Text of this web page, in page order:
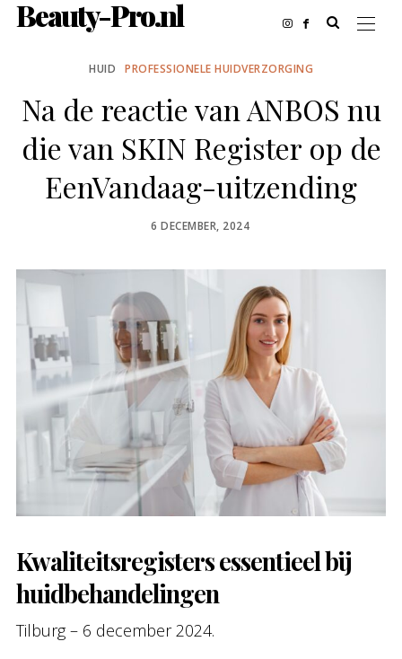
Beauty-Pro.nl
HUID PROFESSIONELE HUIDVERZORGING
Na de reactie van ANBOS nu
die van SKIN Register op de
EenVandaag-uitzending
POSTED
6 DECEMBER, 2024
Kwaliteitsregisters essentieel bij
huidbehandelingen
Tilburg – 6 december 2024.